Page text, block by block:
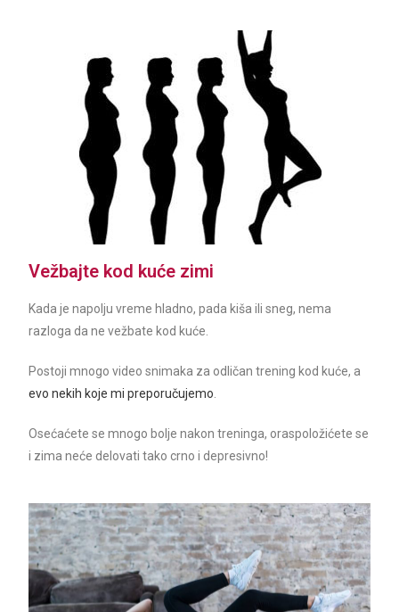
Vežbajte kod kuće zimi
Kada je napolju vreme hladno, pada kiša ili sneg, nema
razloga da ne vežbate kod kuće.
Postoji mnogo video snimaka za odličan trening kod kuće, a
evo nekih koje mi preporučujemo
Osećaćete se mnogo bolje nakon treninga, oraspoložićete se
i zima neće delovati tako crno i depresivno!